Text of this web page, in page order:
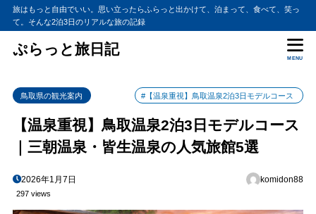
旅はもっと自由でいい。思い立ったらふらっと出かけて、泊まって、食べて、笑っ
て。そんな2泊3日のリアルな旅の記録
ぷらっと旅日記
MENU
鳥取県の観光案内 #【温泉重視】鳥取温泉2泊3日モデルコース
【温泉重視】鳥取温泉2泊3日モデルコース
｜三朝温泉・皆生温泉の人気旅館5選
2026年1月7日 komidon88
297 views